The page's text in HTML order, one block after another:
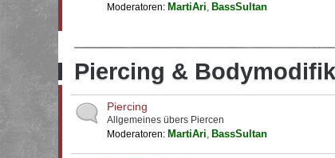
Moderatoren: MartiAri, BassSultan
Piercing &
Piercing
Allgemeines übers Piercen
Moderatoren: MartiAri, BassSultan